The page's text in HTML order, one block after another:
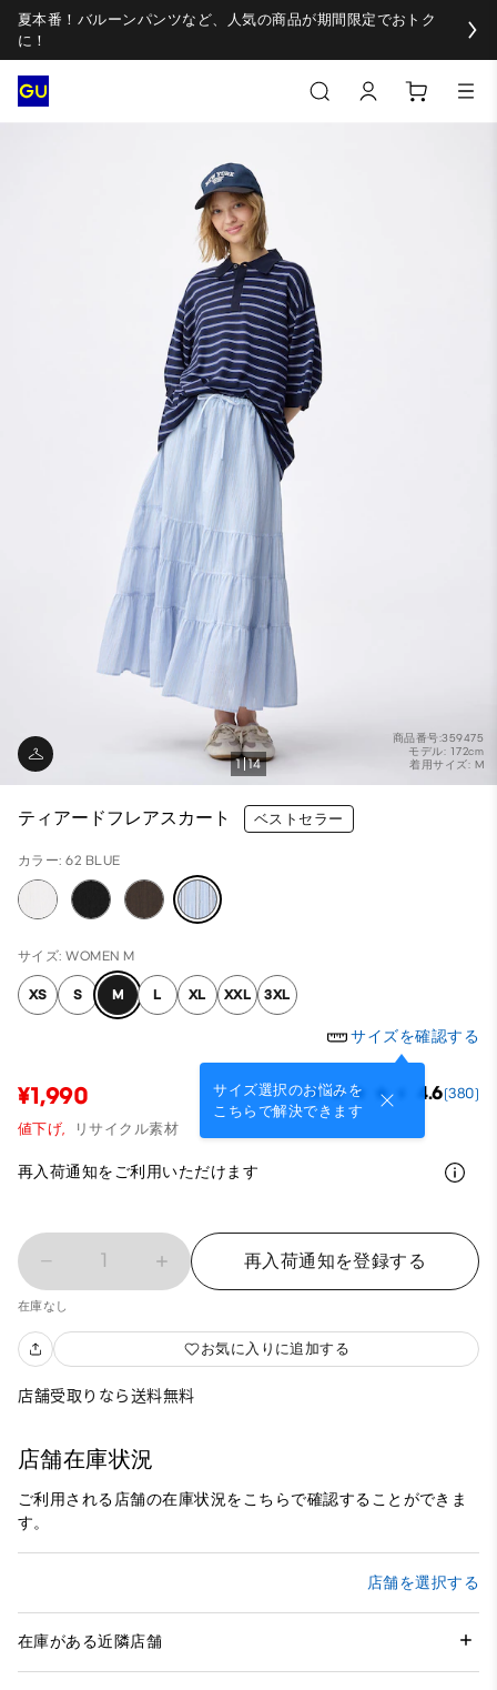
夏本番！バルーンパンツなど、人気の商品が期間限定でおトク
に！
商品番号:359475
モデル: 172cm
着用サイズ: M
1 14
ティアードフレアスカート ベストセラー
カラー: 62 BLUE
サイズ: WOMEN M
XS S M L XL XXL 3XL
サイズを確認する
サイズ選択のお悩みを
こちらで解決できます
¥1,990 4.6(380)
値下げ, リサイクル素材
再入荷通知をご利用いただけます
1 再入荷通知を登録する
在庫なし
お気に入りに追加する
店舗受取りなら送料無料
店舗在庫状況
ご利用される店舗の在庫状況をこちらで確認することができま
す。
店舗を選択する
在庫がある近隣店舗